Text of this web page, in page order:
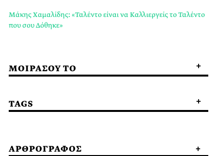
Μάκης Χαμαλίδης: «Ταλέντο είναι να Καλλιεργείς το Ταλέντο
που σου Δόθηκε»
ΜΟΙΡΑΣΟΥ ΤΟ
TAGS
ΑΡΘΡΟΓΡΑΦΟΣ